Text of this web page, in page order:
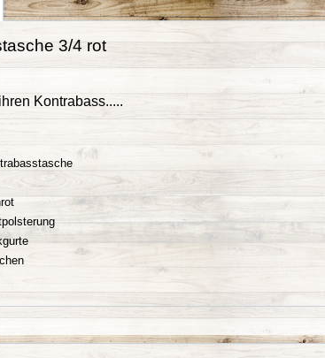
3/4 rot
Kontrabass.....